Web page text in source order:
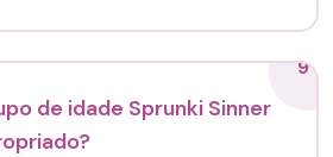
9
de idade Sprunki Sinner